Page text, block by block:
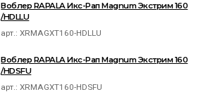
Воблер RAPALA Икс-Рап Magnum Экстрим 160
/HDLLU
арт.:XRMAGXT160-HDLLU
Воблер RAPALA Икс-Рап Magnum Экстрим 160
/HDSFU
арт.:XRMAGXT160-HDSFU